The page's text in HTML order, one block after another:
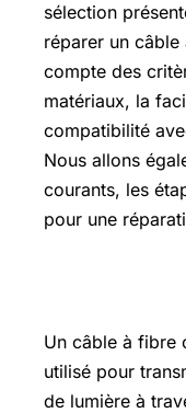
sélection
réparer un
compte des
matériaux, la
compatibilité
Nous allons
courants, les
pour une
Un câble à fibre
utilisé pour
de lumière à